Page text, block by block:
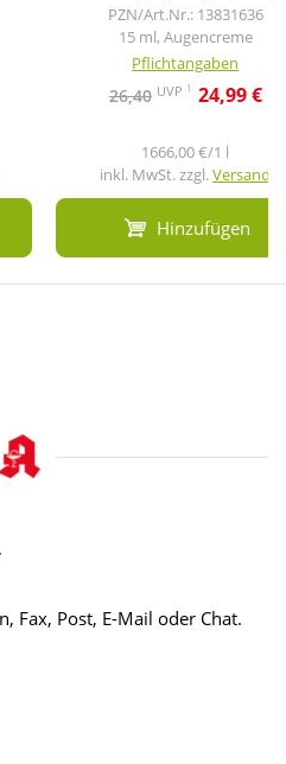
PZN/Art.Nr.: 13831636
15 ml, Augencreme
Pflichtangaben
26,40 UVP 1 24,99 €
1666,00 €/1 l
inkl. MwSt. zzgl.Versand
Hinzufügen
Fax, Post, E-Mail oder Chat.